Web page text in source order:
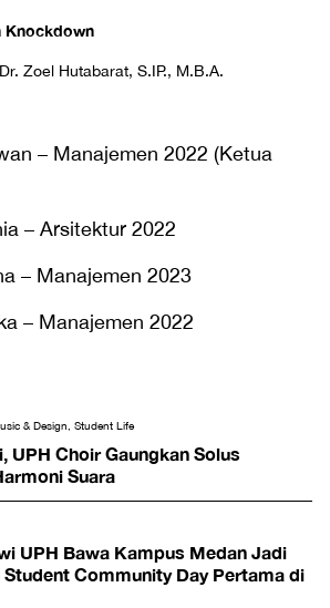
Knockdown
Zoel Hutabarat, S.IP., M.B.A.
– Manajemen 2022 (Ketua
– Arsitektur 2022
– Manajemen 2023
– Manajemen 2022
& Design, Student Life
UPH Choir Gaungkan Solus
Suara
UPH Bawa Kampus Medan Jadi
Student Community Day Pertama di